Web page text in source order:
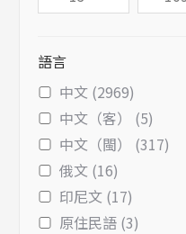
語言
中文 (2969)
中文（客） (5)
中文（閩） (317)
俄文 (16)
印尼文 (17)
原住民語 (3)